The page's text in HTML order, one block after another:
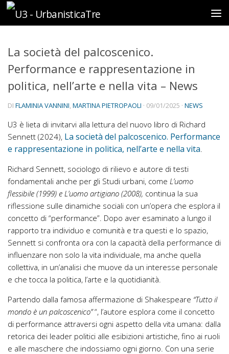
Sotto il contenuto
La società del palcoscenico.
Performance e rappresentazione in
politica, nell’arte e nella vita – News
DI FLAMINIA VANNINI,MARTINA PIETROPAOLI · 09/01/2025 · NEWS
U3 è lieta di invitarvi alla lettura del nuovo libro di Richard
Sennett (2024), La società del palcoscenico. Performance
e rappresentazione in politica, nell’arte e nella vita.
Richard Sennett, sociologo di rilievo e autore di testi
fondamentali anche per gli Studi urbani, come L’uomo
flessibile (1999) e L’uomo artigiano (2008), continua la sua
riflessione sulle dinamiche sociali con un’opera che esplora il
concetto di “performance”. Dopo aver esaminato a lungo il
rapporto tra individuo e comunità e tra questi e lo spazio,
Sennett si confronta ora con la capacità della performance di
influenzare non solo la vita individuale, ma anche quella
collettiva, in un’analisi che muove da un interesse personale
e che tocca la politica, l’arte e la quotidianità.
Partendo dalla famosa affermazione di Shakespeare “Tutto il
mondo è un palcoscenico”“, l’autore esplora come il concetto
di performance attraversi ogni aspetto della vita umana: dalla
retorica dei leader politici alle esibizioni artistiche, fino ai ruoli
e alle maschere che indossiamo ogni giorno. Con una serie